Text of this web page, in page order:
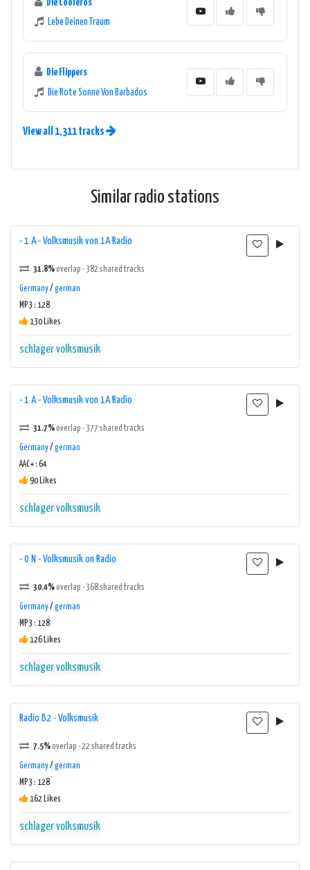
Die Cooleros
Lebe Deinen Traum
Die Flippers
Die Rote Sonne Von Barbados
View all 1,311 tracks
Similar radio stations
- 1 A - Volksmusik von 1A Radio
31.8%overlap · 382 shared tracks
Germany/ german
MP3 : 128
130 Likes
schlagervolksmusik
- 1 A - Volksmusik von 1A Radio
31.7%overlap · 377 shared tracks
Germany/ german
AAC+ : 64
90 Likes
schlagervolksmusik
- 0 N - Volksmusik on Radio
30.4%overlap · 368 shared tracks
Germany/ german
MP3 : 128
126 Likes
schlagervolksmusik
Radio B2 - Volksmusik
7.5%overlap · 22 shared tracks
Germany/ german
MP3 : 128
162 Likes
schlagervolksmusik